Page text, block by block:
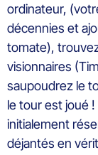
ordinateur,
décennies et
tomate),
visionnaires
saupoudrez le
le tour est joué
initialement
déjantés en